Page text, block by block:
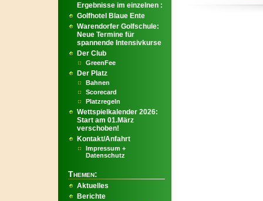
Ergebnisse im einzelnen :
Golfhotel Blaue Ente
Warendorfer Golfschule:
Neue Termine für
spannende Intensivkurse
Der Club
GreenFee
Der Platz
Bahnen
Scorecard
Platzregeln
Wettspielkalender 2026:
Start am 01.März
verschoben!
Kontakt/Anfahrt
Impressum +
Datenschutz
Themen:
Aktuelles
Berichte